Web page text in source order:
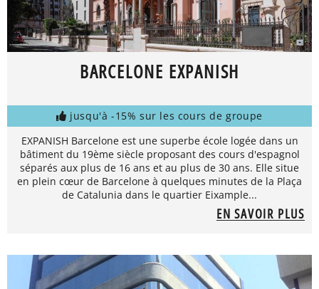
BARCELONE EXPANISH
jusqu'à -15% sur les cours de groupe
EXPANISH Barcelone est une superbe école logée dans un
bâtiment du 19ème siècle proposant des cours d'espagnol
séparés aux plus de 16 ans et au plus de 30 ans. Elle situe
en plein cœur de Barcelone à quelques minutes de la Plaça
de Catalunia dans le quartier Eixample...
EN SAVOIR PLUS